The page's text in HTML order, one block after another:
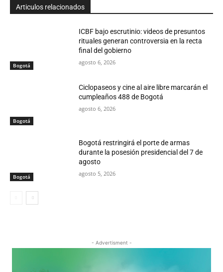
Articulos relacionados
Bogotá
ICBF bajo escrutinio: videos de presuntos
rituales generan controversia en la recta
final del gobierno
agosto 6, 2026
Bogotá
Ciclopaseos y cine al aire libre marcarán el
cumpleaños 488 de Bogotá
agosto 6, 2026
Bogotá
Bogotá restringirá el porte de armas
durante la posesión presidencial del 7 de
agosto
agosto 5, 2026
- Advertisment -